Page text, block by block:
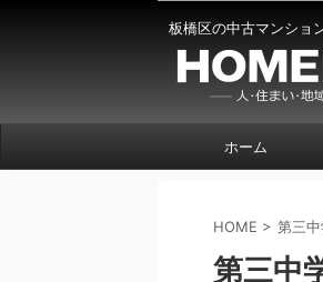
板橋区の中古マンショ
ホーム
HOME > 第三
第三中